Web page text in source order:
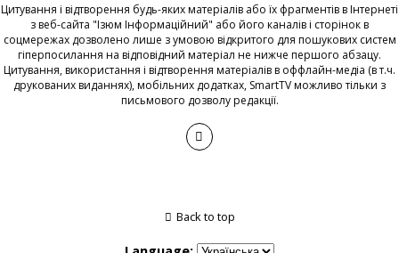
Цитування і відтворення будь-яких матеріалів або їх фрагментів в Інтернеті
з веб-сайта "Ізюм Інформаційний" або його каналів і сторінок в
соцмережах дозволено лише з умовою відкритого для пошукових систем
гіперпосилання на відповідний матеріал не нижче першого абзацу.
Цитування, використання і відтворення матеріалів в оффлайн-медіа (в т.ч.
друкованих виданнях), мобільних додатках, SmartTV можливо тільки з
письмового дозволу редакції.
Back to top